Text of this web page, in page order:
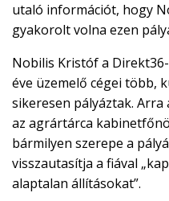
utaló információt, hogy
gyakorolt volna ezen
Nobilis Kristóf a
éve üzemelő cégei több,
sikeresen pályáztak.
az agrártárca
bármilyen szerepe a
visszautasítja a fiával
alaptalan állításokat”.